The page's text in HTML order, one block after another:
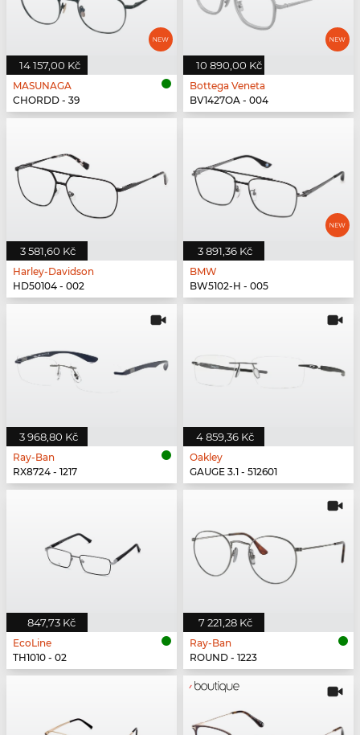
14 157,00 Kč
MASUNAGA
CHORDD - 39
10 890,00 Kč
Bottega Veneta
BV1427OA - 004
3 581,60 Kč
Harley-Davidson
HD50104 - 002
3 891,36 Kč
BMW
BW5102-H - 005
3 968,80 Kč
Ray-Ban
RX8724 - 1217
4 859,36 Kč
Oakley
GAUGE 3.1 - 512601
847,73 Kč
EcoLine
TH1010 - 02
7 221,28 Kč
Ray-Ban
ROUND - 1223